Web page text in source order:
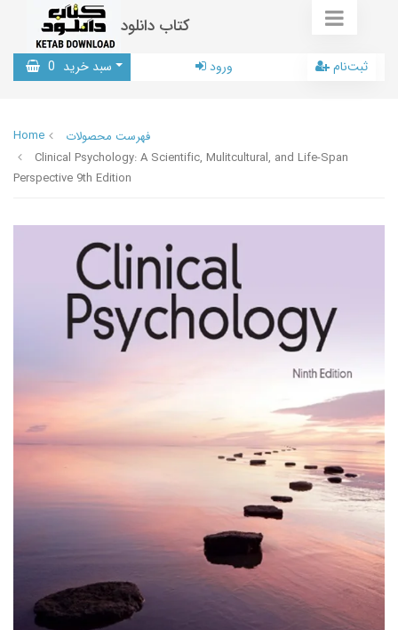
کتاب دانلود
سبد خرید 0 ورود ثبت‌نام
Home
فهرست محصولات
Clinical Psychology: A Scientific, Mulitcultural, and Life-Span
Perspective 9th Edition